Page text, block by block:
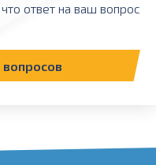
ответ на ваш вопрос
вопросов